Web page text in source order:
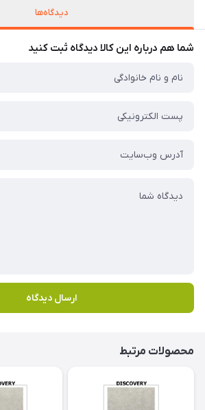
دیدگاه‌ها
شما هم درباره این کالا دیدگاه ثبت کنید
ارسال دیدگاه
محصولات مرتبط